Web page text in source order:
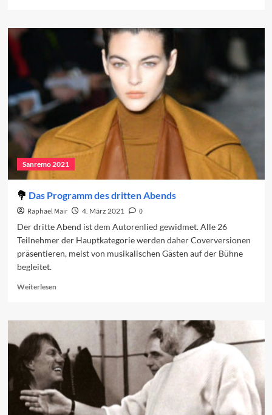
Ein
2022
Sanremo 2021
Das Programm des dritten Abends
Raphael Mair 4. März 2021
0
Der dritte Abend ist dem Autorenlied gewidmet. Alle 26
Teilnehmer der Hauptkategorie werden daher Coverversionen
präsentieren, meist von musikalischen Gästen auf der Bühne
begleitet.
WeiterlesenRead
Das
des
dritten
Abends